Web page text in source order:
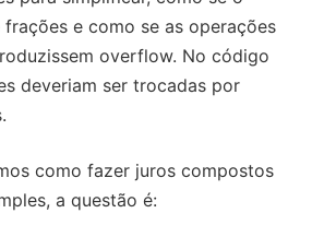
e como se as operações
overflow. No código
deveriam ser trocadas por
como fazer juros compostos
a questão é: